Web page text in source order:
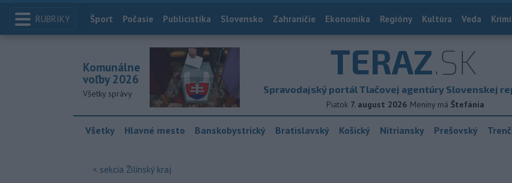
RUBRIKY Index
Šport Počasie Publicistika Slovensko Zahraničie Ekonomika Regióny Kultúra Veda Krimi
TERAZ.SK
Spravodajský portál Tlačovej agentúry Slovenskej
Piatok 7. august 2026 Meniny má Štefánia
Komunálne
voľby 2026
Všetky správy
Všetky Hlavné mesto Banskobystrický Bratislavský Košický Nitriansky Prešovský
< sekcia Žilinský kraj